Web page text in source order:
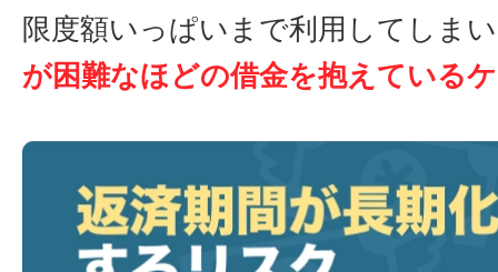
限度額いっぱいまで利用してしま
が困難なほどの借金を抱えている